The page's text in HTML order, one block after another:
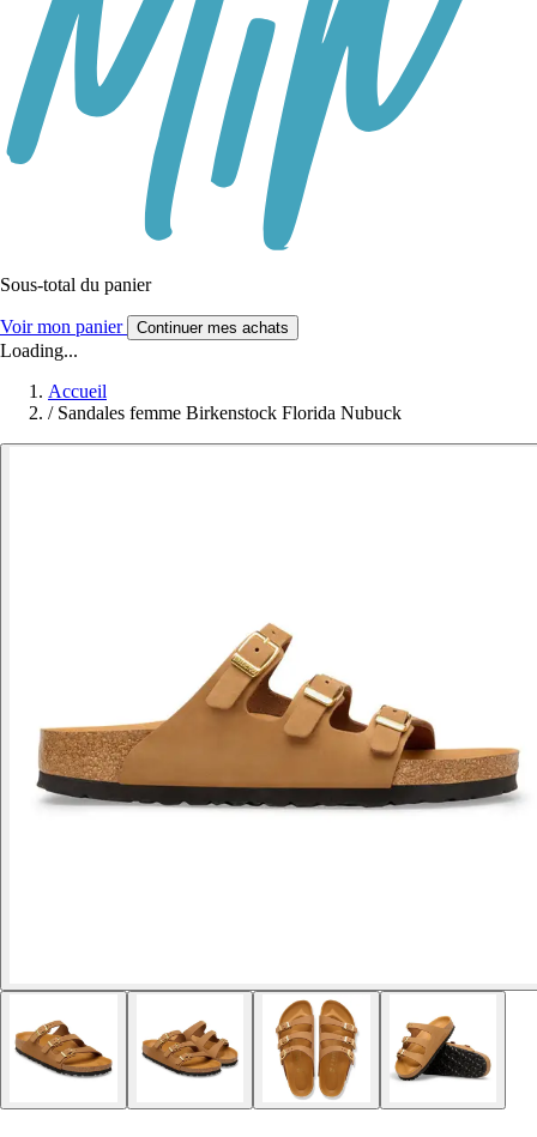
Sous-total du panier
Voir mon panier Continuer mes achats
Loading...
Accueil
/ Sandales femme Birkenstock Florida Nubuck